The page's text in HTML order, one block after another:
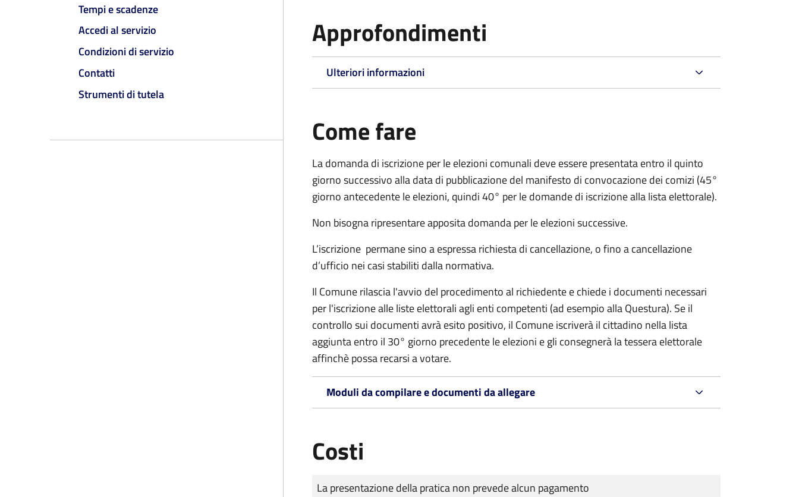
Tempi e scadenze
Accedi al servizio
Condizioni di servizio
Contatti
Strumenti di tutela
Approfondimenti
Ulteriori informazioni
Come fare
La domanda di iscrizione per le elezioni comunali deve essere presentata entro il quinto
giorno successivo alla data di pubblicazione del manifesto di convocazione dei comizi (45°
giorno antecedente le elezioni, quindi 40° per le domande di iscrizione alla lista elettorale).
Non bisogna ripresentare apposita domanda per le elezioni successive.
L’iscrizione permane sino a espressa richiesta di cancellazione, o fino a cancellazione
d’ufficio nei casi stabiliti dalla normativa.
Il Comune rilascia l'avvio del procedimento al richiedente e chiede i documenti necessari
per l'iscrizione alle liste elettorali agli enti competenti (ad esempio alla Questura). Se il
controllo sui documenti avrà esito positivo, il Comune iscriverà il cittadino nella lista
aggiunta entro il 30° giorno precedente le elezioni e gli consegnerà la tessera elettorale
affinchè possa recarsi a votare.
Moduli da compilare e documenti da allegare
Costi
Tipo di pagamento
Importo
La presentazione della pratica non prevede alcun pagamento